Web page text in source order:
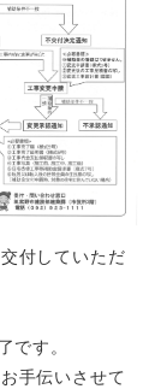
付していただ
です。
手伝いさせて